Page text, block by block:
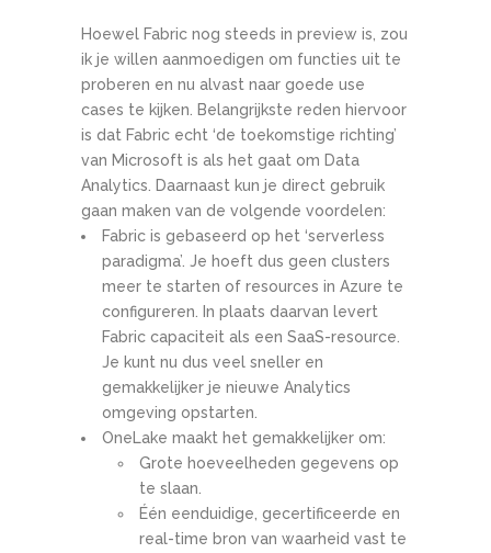
Hoewel Fabric nog steeds in preview is, zou
ik je willen aanmoedigen om functies uit te
proberen en nu alvast naar goede use
cases te kijken. Belangrijkste reden hiervoor
is dat Fabric echt ‘de toekomstige richting’
van Microsoft is als het gaat om Data
Analytics. Daarnaast kun je direct gebruik
gaan maken van de volgende voordelen:
Fabric is gebaseerd op het ‘serverless
paradigma’. Je hoeft dus geen clusters
meer te starten of resources in Azure te
configureren. In plaats daarvan levert
Fabric capaciteit als een SaaS-resource.
Je kunt nu dus veel sneller en
gemakkelijker je nieuwe Analytics
omgeving opstarten.
OneLake maakt het gemakkelijker om:
Grote hoeveelheden gegevens op
te slaan.
Één eenduidige, gecertificeerde en
real-time bron van waarheid vast te